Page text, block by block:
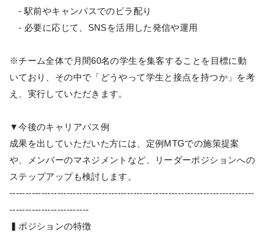
- 駅前やキャンパスでのビラ配り
- 必要に応じて、SNSを活用した発信や運用
※チーム全体で月間60名の学生を集客することを目標に動
いており、その中で「どうやって学生と接点を持つか」を考
え、実行していただきます。
▼今後のキャリアパス例
成果を出していただいた方には、定例MTGでの施策提案
や、メンバーのマネジメントなど、リーダーポジションへの
ステップアップも検討します。
-----------------------------------------------------------------------------
-------------------------
▍ポジションの特徴